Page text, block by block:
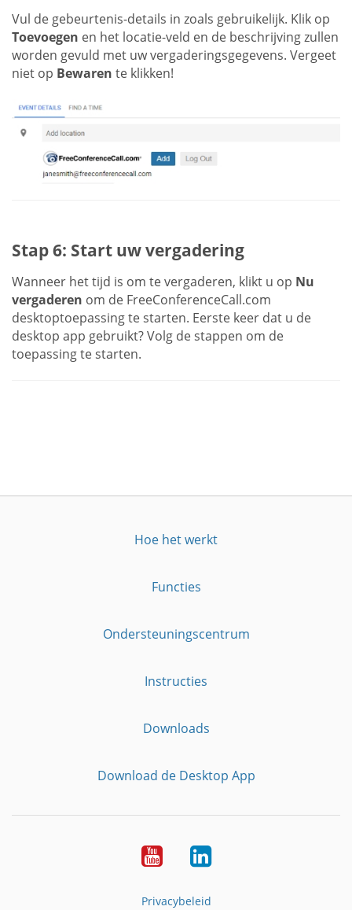
Vul de gebeurtenis-details in zoals gebruikelijk. Klik op
Toevoegen en het locatie-veld en de beschrijving zullen
worden gevuld met uw vergaderingsgegevens. Vergeet
niet op Bewaren te klikken!
Stap 6: Start uw vergadering
Wanneer het tijd is om te vergaderen, klikt u op Nu
vergaderen om de FreeConferenceCall.com
desktoptoepassing te starten. Eerste keer dat u de
desktop app gebruikt? Volg de stappen om de
toepassing te starten.
Hoe het werkt
Functies
Ondersteuningscentrum
Instructies
Downloads
Download de Desktop App
YouTubeLinkedIn
Privacybeleid